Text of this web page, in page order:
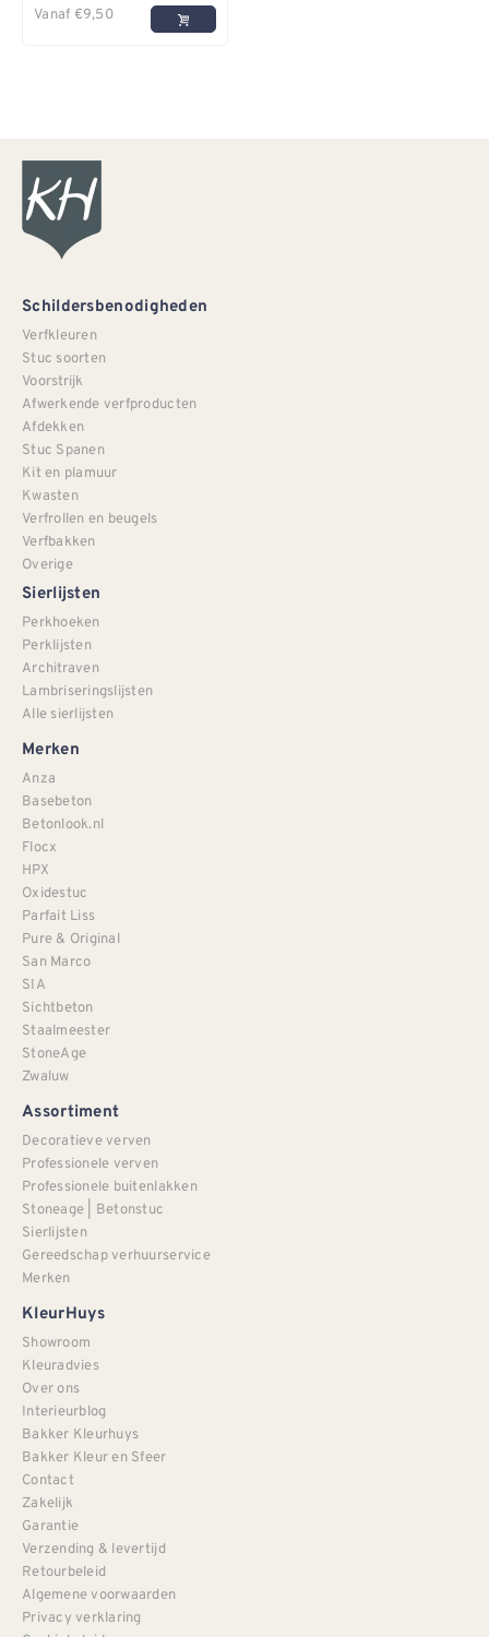
Vanaf €9,50
Schildersbenodigheden
Verfkleuren
Stuc soorten
Voorstrijk
Afwerkende verfproducten
Afdekken
Stuc Spanen
Kit en plamuur
Kwasten
Verfrollen en beugels
Verfbakken
Overige
Sierlijsten
Perkhoeken
Perklijsten
Architraven
Lambriseringslijsten
Alle sierlijsten
Merken
Anza
Basebeton
Betonlook.nl
Flocx
HPX
Oxidestuc
Parfait Liss
Pure & Original
San Marco
SIA
Sichtbeton
Staalmeester
StoneAge
Zwaluw
Assortiment
Decoratieve verven
Professionele verven
Professionele buitenlakken
Stoneage | Betonstuc
Sierlijsten
Gereedschap verhuurservice
Merken
KleurHuys
Showroom
Kleuradvies
Over ons
Interieurblog
Bakker Kleurhuys
Bakker Kleur en Sfeer
Contact
Zakelijk
Garantie
Verzending & levertijd
Retourbeleid
Algemene voorwaarden
Privacy verklaring